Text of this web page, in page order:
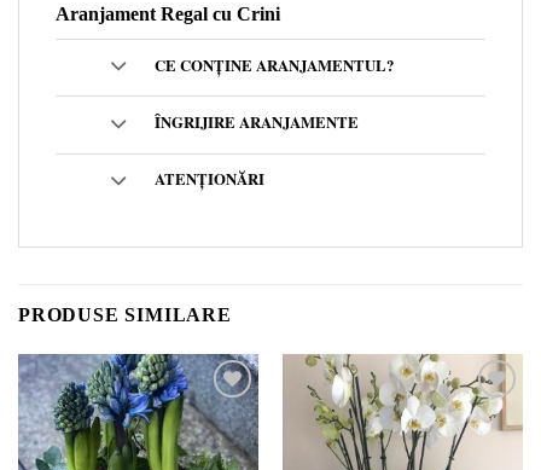
Aranjament Regal cu Crini
CE CONȚINE ARANJAMENTUL?
ÎNGRIJIRE ARANJAMENTE
ATENȚIONĂRI
PRODUSE SIMILARE
Add to
wishlist
Add to
wishlist